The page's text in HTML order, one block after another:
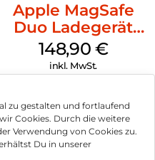
zu gestalten und fortlaufend
Cookies. Durch die weitere
Verwendung von Cookies zu.
Du in unserer
Apple MagSafe
Duo Ladegerät
Weiß
148,90 €
inkl. MwSt.